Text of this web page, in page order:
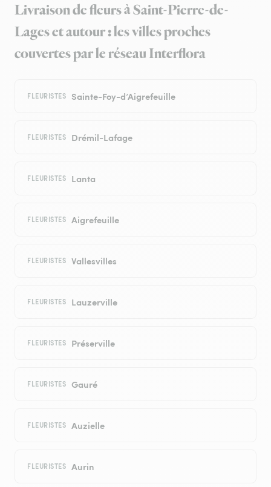
Livraison de fleurs à Saint-Pierre-de-
Lages et autour : les villes proches
couvertes par le réseau Interflora
FLEURISTES Sainte-Foy-d’Aigrefeuille
FLEURISTES Drémil-Lafage
FLEURISTES Lanta
FLEURISTES Aigrefeuille
FLEURISTES Vallesvilles
FLEURISTES Lauzerville
FLEURISTES Préserville
FLEURISTES Gauré
FLEURISTES Auzielle
FLEURISTES Aurin